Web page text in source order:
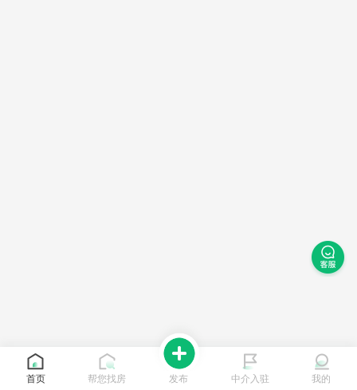
首页 帮您找房 发布 中介入驻 我的